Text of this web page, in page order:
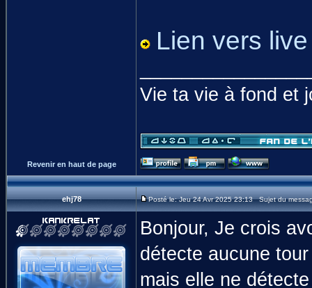
Lien vers live
Vie ta vie à fond et
Revenir en haut de page
ehj78 Posté le: Jeu 24 Avr 2025 23:13 Sujet du
Bonjour, Je crois
détecte aucune
mais elle ne